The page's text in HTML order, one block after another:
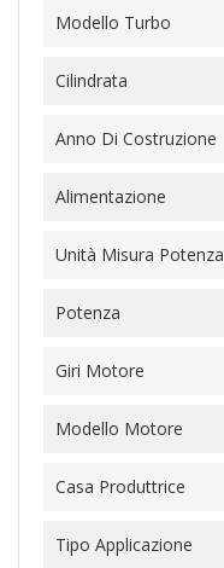
Modello Turbo
Cilindrata
Anno Di Costruzione
Alimentazione
Unità Misura Potenza
Potenza
Giri Motore
Modello Motore
Casa Produttrice
Tipo Applicazione